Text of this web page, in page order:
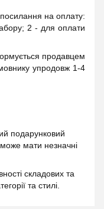
на оплату:
2 - для оплати
продавцем
упродовж 1-4
подарунковий
мати незначні
складових та
та стилі.